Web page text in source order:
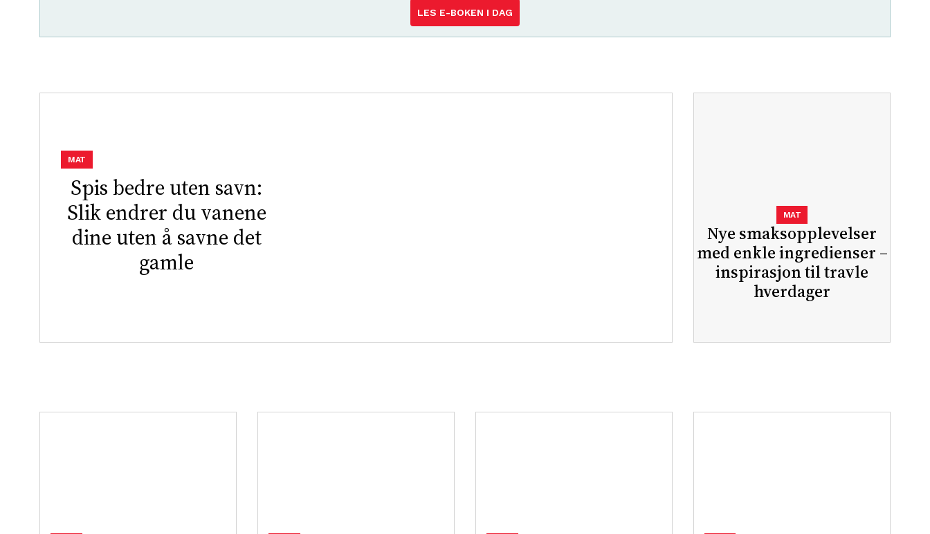
LES E-BOKEN I DAG
Spis bedre uten savn:
Slik endrer du vanene
dine uten å savne det
gamle
MAT
Nye smaksopplevelser
med enkle ingredienser –
inspirasjon til travle
hverdager
MAT